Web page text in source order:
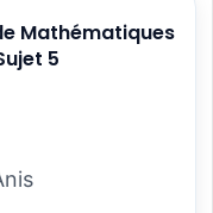
Mathématiques
5